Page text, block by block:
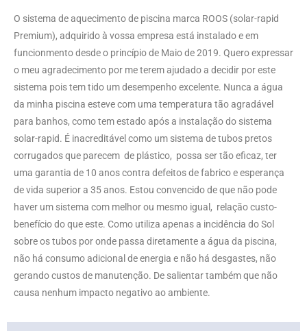
O sistema de aquecimento de piscina marca ROOS (solar-rapid
Premium), adquirido à vossa empresa está instalado e em
funcionmento desde o princípio de Maio de 2019. Quero expressar
o meu agradecimento por me terem ajudado a decidir por este
sistema pois tem tido um desempenho excelente. Nunca a água
da minha piscina esteve com uma temperatura tão agradável
para banhos, como tem estado após a instalação do sistema
solar-rapid. É inacreditável como um sistema de tubos pretos
corrugados que parecem de plástico, possa ser tão eficaz, ter
uma garantia de 10 anos contra defeitos de fabrico e esperança
de vida superior a 35 anos. Estou convencido de que não pode
haver um sistema com melhor ou mesmo igual, relação custo-
benefício do que este. Como utiliza apenas a incidência do Sol
sobre os tubos por onde passa diretamente a água da piscina,
não há consumo adicional de energia e não há desgastes, não
gerando custos de manutenção. De salientar também que não
causa nenhum impacto negativo ao ambiente.